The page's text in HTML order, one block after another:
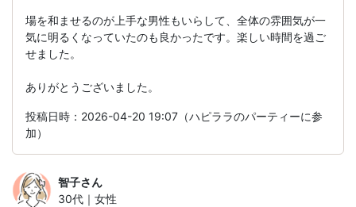
場を和ませるのが上手な男性もいらして、全体の雰囲気が一
気に明るくなっていたのも良かったです。楽しい時間を過ご
せました。
ありがとうございました。
投稿日時：2026-04-20 19:07（ハピララのパーティーに参
加）
智子さん
30代｜女性